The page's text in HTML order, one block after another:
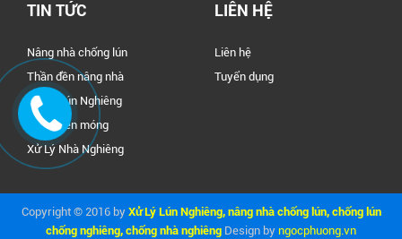
TIN TỨC
Nâng nhà chống lún
Thần đền nâng nhà
Xử Lý Lún Nghiêng
Xử Lý nền móng
Xử Lý Nhà Nghiêng
LIÊN HỆ
Liên hệ
Tuyển dụng
Copyright © 2016 by Xử Lý Lún Nghiêng, nâng nhà chống lún, chống lún
chống nghiêng, chống nhà nghiêng Design by ngocphuong.vn